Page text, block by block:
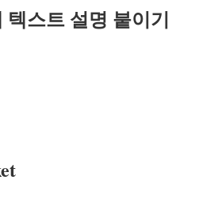
스트 설명 붙이기